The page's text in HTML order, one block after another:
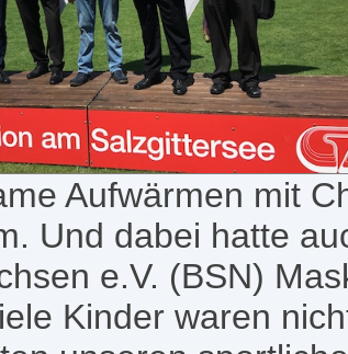
Aufwärmen mit
Und dabei hatte
e.V. (BSN)
Kinder waren